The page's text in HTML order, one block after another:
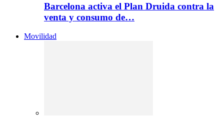
Barcelona activa el Plan Druida contra la
venta y consumo de…
Movilidad